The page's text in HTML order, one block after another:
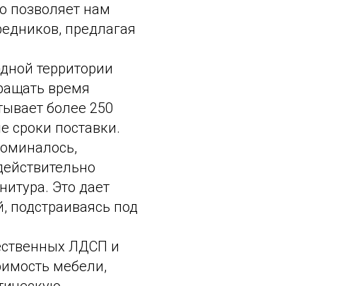
позволяет нам
предлагая
территории
время
более 250
сроки поставки.
Это дает
подстраиваясь под
ЛДСП и
мебели,